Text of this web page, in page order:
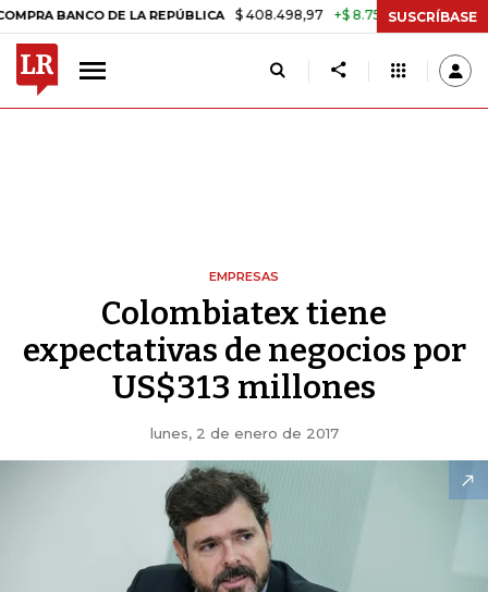
BANCO DE LA REPÚBLICA $ 408.498,97 +$ 8.753,81 +2,19% TASA
SUSCRÍBASE
EMPRESAS
Colombiatex tiene
expectativas de negocios por
US$313 millones
lunes, 2 de enero de 2017